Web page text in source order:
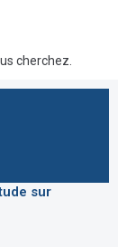
cherchez.
sur